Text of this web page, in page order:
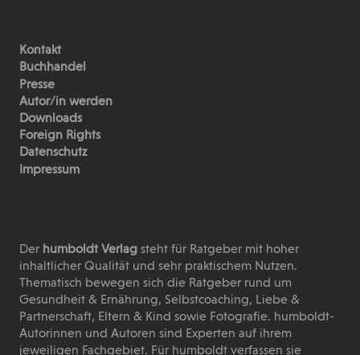
Kontakt
Buchhandel
Presse
Autor/in werden
Downloads
Foreign Rights
Datenschutz
Impressum
Derhumboldt Verlag steht für Ratgeber mit hoher
inhaltlicher Qualität und sehr praktischem Nutzen.
Thematisch bewegen sich die Ratgeber rund um
Gesundheit & Ernährung, Selbstcoaching, Liebe &
Partnerschaft, Eltern & Kind sowie Fotografie. humboldt-
Autorinnen und Autoren sind Experten auf ihrem
jeweiligen Fachgebiet. Für humboldt verfassen sie